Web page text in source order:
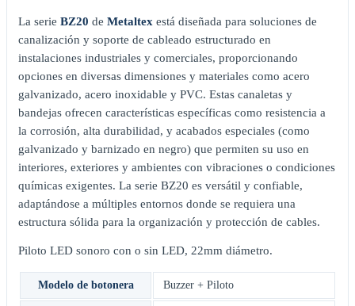
La serie BZ20 de Metaltex está diseñada para soluciones de
canalización y soporte de cableado estructurado en
instalaciones industriales y comerciales, proporcionando
opciones en diversas dimensiones y materiales como acero
galvanizado, acero inoxidable y PVC. Estas canaletas y
bandejas ofrecen características específicas como resistencia a
la corrosión, alta durabilidad, y acabados especiales (como
galvanizado y barnizado en negro) que permiten su uso en
interiores, exteriores y ambientes con vibraciones o condiciones
químicas exigentes. La serie BZ20 es versátil y confiable,
adaptándose a múltiples entornos donde se requiera una
estructura sólida para la organización y protección de cables.
Piloto LED sonoro con o sin LED, 22mm diámetro.
Modelo de botonera Buzzer + Piloto